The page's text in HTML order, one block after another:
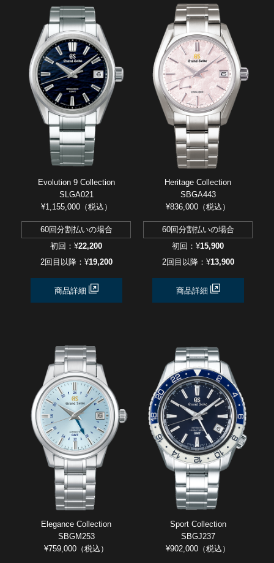
Evolution 9 Collection
SLGA021
¥1,155,000（税込）
60回分割払いの場合
初回：¥22,200
2回目以降：¥19,200
商品詳細
Heritage Collection
SBGA443
¥836,000（税込）
60回分割払いの場合
初回：¥15,900
2回目以降：¥13,900
商品詳細
Elegance Collection
SBGM253
¥759,000（税込）
Sport Collection
SBGJ237
¥902,000（税込）